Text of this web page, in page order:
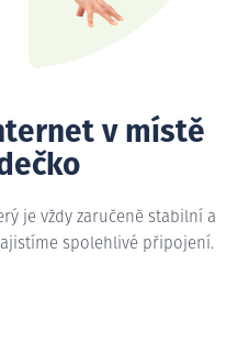
v místě
je vždy zaručeně stabilní a
spolehlivé připojení.